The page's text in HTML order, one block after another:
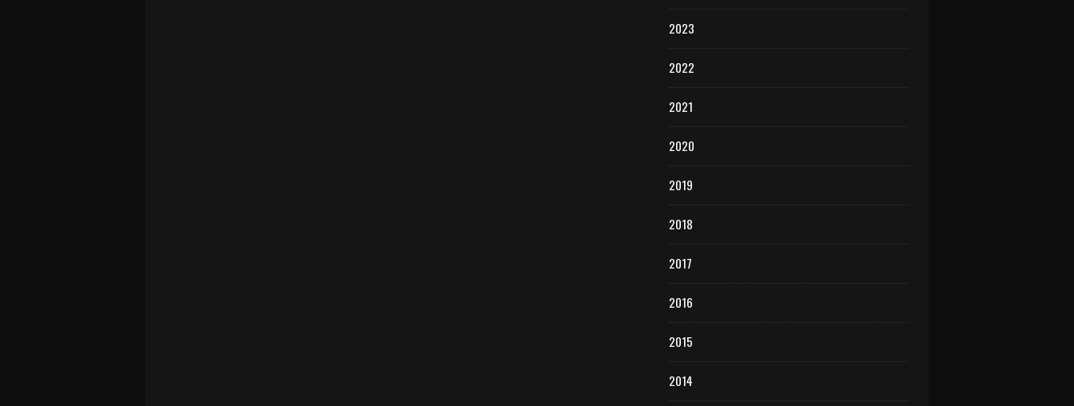
2023
2022
2021
2020
2019
2018
2017
2016
2015
2014